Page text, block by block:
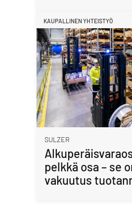
KAUPALLINEN YHTEISTYÖ
SULZER
pelkkä osa – se
vakuutus